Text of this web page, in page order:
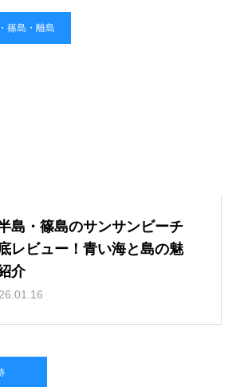
篠島・離島
島・篠島のサンサンビーチ
レビュー！青い海と島の魅
介